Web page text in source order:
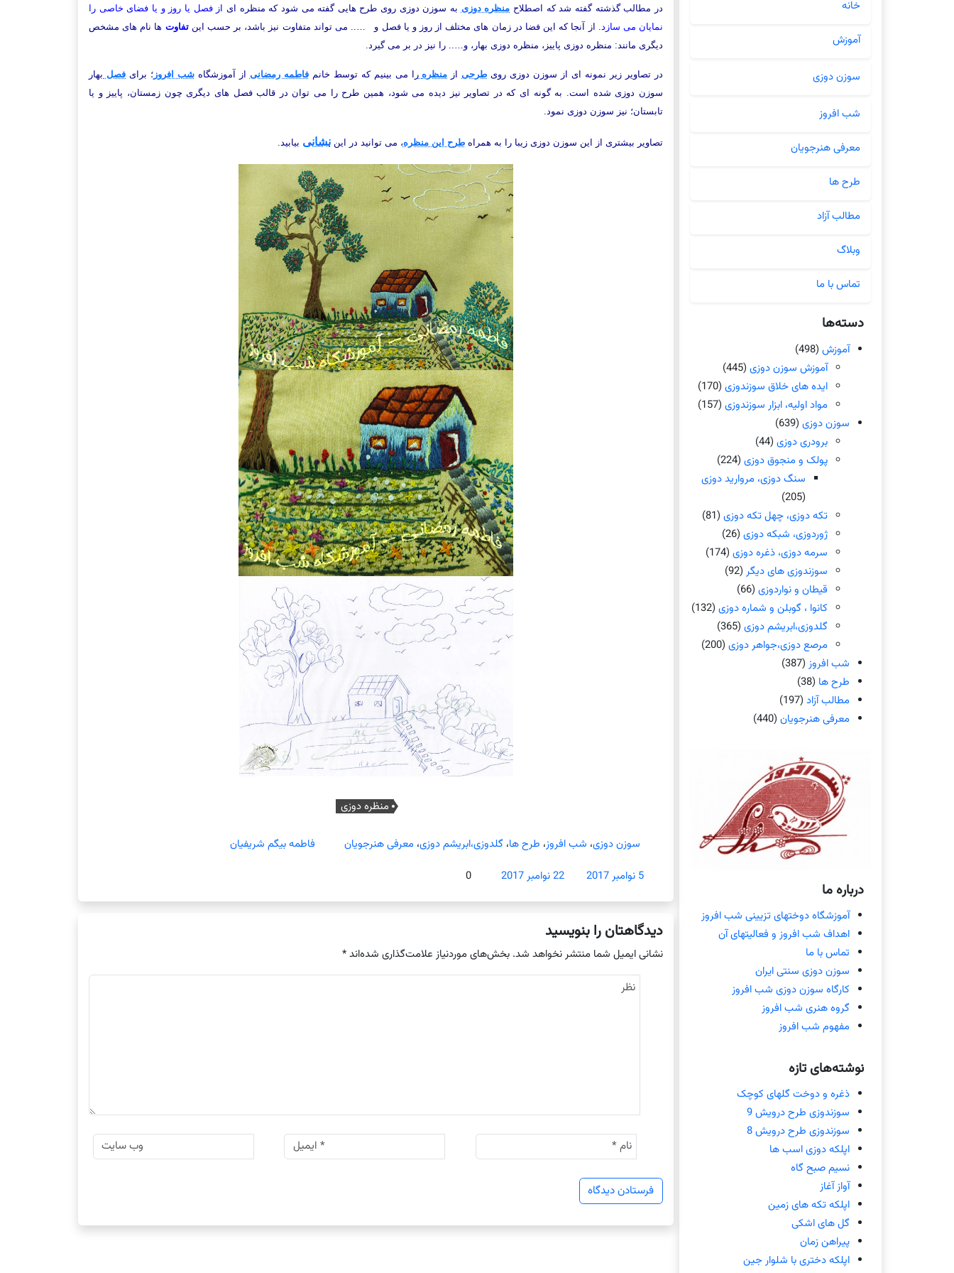
در مطالب گذشته گفته شد که اصطلاح منظره دوزی به سوزن دوزی روی طرح هایی گفته می شود که منظره ای از فصل یا روز و یا فضای خاصی را
نمایان می سازد
. از آنجا که این فضا در زمان های مختلف از روز و یا فصل و ….. می تواند متفاوت نیز باشد، بر حسب اینتفاوت ها نام های مشخص
دیگری مانند: منظره دوزی پاییز، منظره دوزی بهار، و….. را نیز در بر می گیرد.
در تصاویر زیر نمونه ای از سوزن دوزی روی طرحیاز منظره را می بینیم که توسط خانمفاطمه رمضانی از آموزشگاهشب افروز ؛ برای فصل بهار
سوزن دوزی شده است. به گونه ای که در تصاویر نیز دیده می شود، همین طرح را می توان در قالب فصل های دیگری چون زمستان، پاییز و یا
تابستان؛ نیز سوزن دوزی نمود.
تصاویر بیشتری از این سوزن دوزی زیبا را به همراهطرح این منظره، می توانید در ایننشانی بیابید.
منظره دوزی
سوزن دوزی، شب افروز، طرح ها،گلدوزی،ابریشم دوزی،معرفی هنرجویان
فاطمه بیگم شریفیان
5 نوامبر 2017
22 نوامبر 2017 0
دیدگاهتان را بنویسید
نشانی ایمیل شما منتشر نخواهد شد. بخش‌های موردنیاز علامت‌گذاری شده‌اند*
خانه
آموزش
سوزن دوزی
شب افروز
معرفی هنرجویان
طرح ها
مطالب آزاد
وبلاگ
تماس با ما
دسته‌ها
آموزش (498)
آموزش سوزن دوزی (445)
ایده های خلاق سوزندوزی (170)
مواد اولیه، ابزار سوزندوزی (157)
سوزن دوزی (639)
برودری دوزی (44)
پولک و منجوق دوزی (224)
سنگ دوزی، مروارید دوزی
(205)
تکه دوزی، چهل تکه دوزی (81)
ژوردوزی، شبکه دوزی (26)
سرمه دوزی، ذغره دوزی (174)
سوزندوزی های دیگر (92)
قیطان و نواردوزی (66)
کانوا ، گوبلن و شماره دوزی (132)
گلدوزی،ابریشم دوزی (365)
مرصع دوزی،جواهر دوزی (200)
شب افروز (387)
طرح ها (38)
مطالب آزاد (197)
معرفی هنرجویان (440)
درباره ما
آموزشگاه دوختهای تزیینی شب افروز
اهداف شب افروز و فعالیتهای آن
تماس با ما
سوزن دوزی سنتی ایران
کارگاه سوزن دوزی شب افروز
گروه هنری شب افروز
مفهوم شب افروز
نوشته‌های تازه
ذغره و دوخت گلهای کوچک
سوزندوزی طرح درویش 9
سوزندوزی طرح درویش 8
اپلکه دوزی اسب ها
نسیم صبح گاه
آواز آغاز
اپلکه تکه های زمین
گل های اشکی
پیراهن زمان
اپلکه دختری با شلوار جین